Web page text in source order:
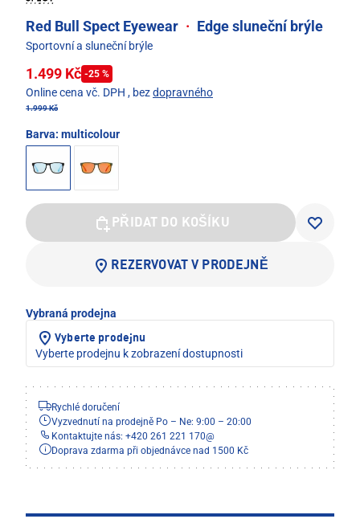
Red Bull Spect Eyewear · Edge sluneční brýle
Sportovní a sluneční brýle
1.499 Kč -25 %
Online cena vč. DPH , bezdopravného
1.999 Kč
Barva: multicolour
PŘIDAT DO KOŠÍKU
REZERVOVAT V PRODEJNĚ
Vybraná prodejna
Vyberte prodejnu
Vyberte prodejnu k zobrazení dostupnosti
Rychlé doručení
Vyzvednutí na prodejně Po – Ne: 9:00 – 20:00
Kontaktujte nás: +420 261 221 170@
Doprava zdarma při objednávce nad 1500 Kč